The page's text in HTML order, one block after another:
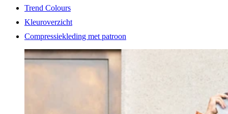
Trend Colours
Kleuroverzicht
Compressiekleding met patroon